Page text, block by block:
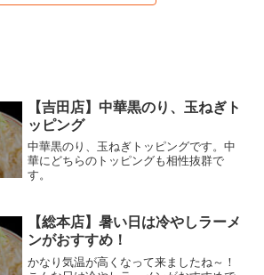
【吉田店】中華黒のり、玉ねぎト
ッピング
中華黒のり、玉ねぎトッピングです。中
華にどちらのトッピングも相性抜群で
す。
【総本店】暑い日は冷やしラーメ
ンがおすすめ！
かなり気温が高くなって来ましたね～！